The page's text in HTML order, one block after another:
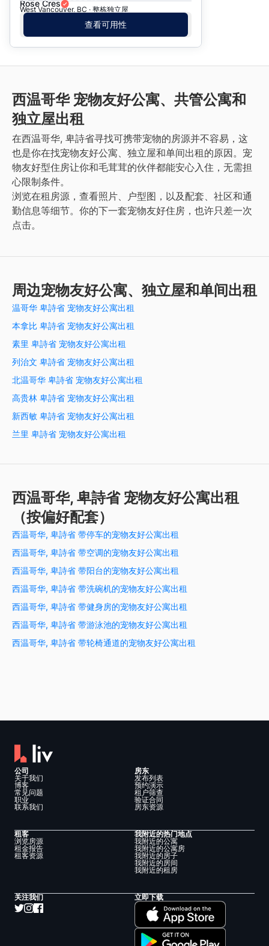
Rose Cres
West Vancouver, BC · 整栋独立屋
查看可用性
西温哥华 宠物友好公寓、共管公寓和
独立屋出租
在西温哥华, 卑詩省寻找可携带宠物的房源并不容易，这
也是你在找宠物友好公寓、独立屋和单间出租的原因。宠
物友好型住房让你和毛茸茸的伙伴都能安心入住，无需担
心限制条件。
浏览在租房源，查看照片、户型图，以及配套、社区和通
勤信息等细节。你的下一套宠物友好住房，也许只差一次
点击。
周边宠物友好公寓、独立屋和单间出租
温哥华 卑詩省 宠物友好公寓出租
本拿比 卑詩省 宠物友好公寓出租
素里 卑詩省 宠物友好公寓出租
列治文 卑詩省 宠物友好公寓出租
北温哥华 卑詩省 宠物友好公寓出租
高贵林 卑詩省 宠物友好公寓出租
新西敏 卑詩省 宠物友好公寓出租
兰里 卑詩省 宠物友好公寓出租
西温哥华, 卑詩省 宠物友好公寓出租
（按偏好配套）
西温哥华, 卑詩省 带停车的宠物友好公寓出租
西温哥华, 卑詩省 带空调的宠物友好公寓出租
西温哥华, 卑詩省 带阳台的宠物友好公寓出租
西温哥华, 卑詩省 带洗碗机的宠物友好公寓出租
西温哥华, 卑詩省 带健身房的宠物友好公寓出租
西温哥华, 卑詩省 带游泳池的宠物友好公寓出租
西温哥华, 卑詩省 带轮椅通道的宠物友好公寓出租
公司
关于我们
博客
常见问题
职业
联系我们
房东
发布列表
预约演示
租户筛查
验证合同
房东资源
租客
浏览房源
租金报告
租客资源
我附近的热门地点
我附近的公寓
我附近的公寓房
我附近的房子
我附近的房间
我附近的租房
关注我们 立即下载